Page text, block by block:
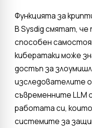
Функцията за
В Sysdig смятат, че
способен
кибератаки може
достъп за
изследователите
съвременните LLM
работата си,
системите за